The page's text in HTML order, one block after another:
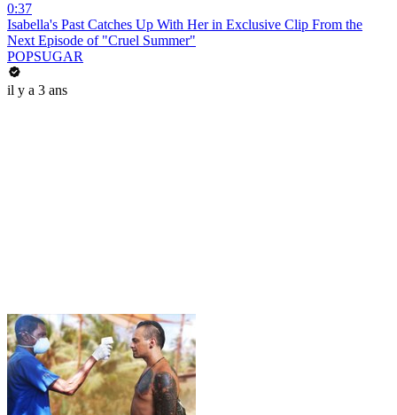
0:37
Isabella's Past Catches Up With Her in Exclusive Clip From the
Next Episode of "Cruel Summer"
POPSUGAR
il y a 3 ans